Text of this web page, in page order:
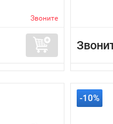
Звоните
-10%